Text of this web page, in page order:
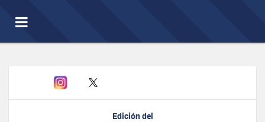
Toggle
navigation
Edición del